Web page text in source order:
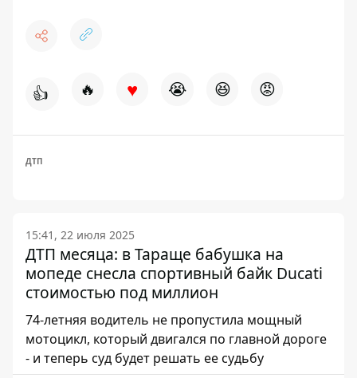
👍 🔥 ♥ 😭 😆 😡
ДТП
15:41, 22 июля 2025
ДТП месяца: в Тараще бабушка на
мопеде снесла спортивный байк Ducati
стоимостью под миллион
74-летняя водитель не пропустила мощный
мотоцикл, который двигался по главной дороге
- и теперь суд будет решать ее судьбу